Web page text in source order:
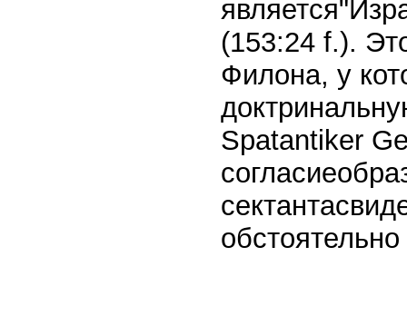
(153:24 f.).
Филона, у
Spatantiker